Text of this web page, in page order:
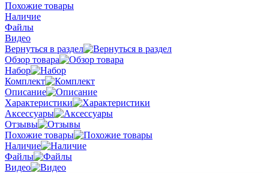
Похожие товары
Наличие
Файлы
Видео
Вернуться в раздел
Обзор товара
Набор
Комплект
Описание
Характеристики
Аксессуары
Отзывы
Похожие товары
Наличие
Файлы
Видео